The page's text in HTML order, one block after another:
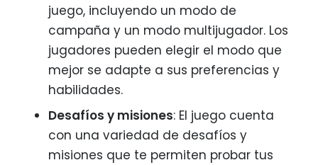
juego, incluyendo un modo de
campaña y un modo multijugador. Los
jugadores pueden elegir el modo que
mejor se adapte a sus preferencias y
habilidades.
Desafíos y misiones: El juego cuenta
con una variedad de desafíos y
misiones que te permiten probar tus